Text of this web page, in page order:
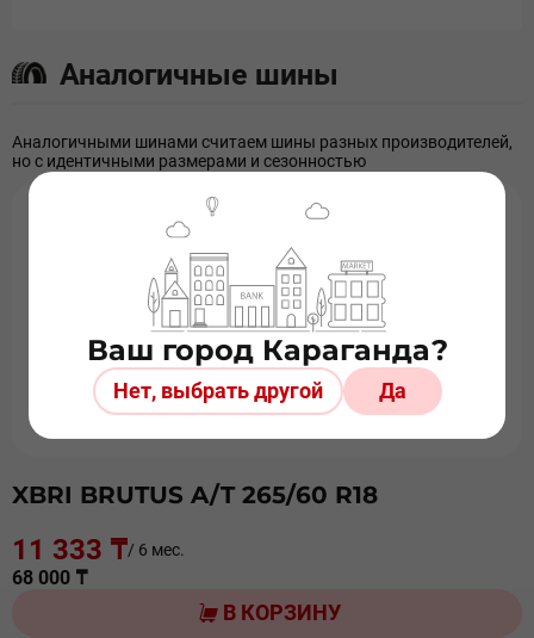
Аналогичные шины
Аналогичными шинами считаем шины разных производителей,
но с идентичными размерами и сезонностью
XBRI BRUTUS A/T 265/60 R18
11 333 ₸/ 6 мес.
68 000 ₸
В КОРЗИНУ
Ваш город Караганда?
Нет, выбрать другой Да